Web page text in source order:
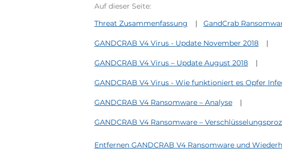
Auf dieser Seite:
Threat Zusammenfassung
GandCrab
GANDCRAB V4 Virus - Update November 2018
GANDCRAB V4 Virus – Update August 2018
GANDCRAB V4 Virus - Wie funktioniert es Opfer
GANDCRAB V4 Ransomware – Analyse
GANDCRAB V4 Ransomware –
Entfernen GANDCRAB V4 Ransomware und